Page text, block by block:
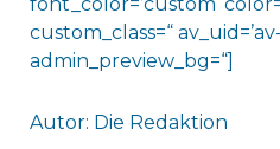
custom_class=“
admin_preview_bg=“]
Autor: Die Redaktion